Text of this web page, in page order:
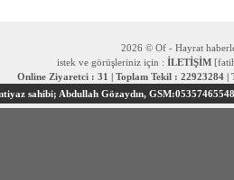
2026 © Of - Hayrat
istek ve görüşleriniz için : İLETİŞİM
Online Ziyaretci : 31 | Toplam Tekil : 22923284 |
sahibi; Abdullah Gözaydın,